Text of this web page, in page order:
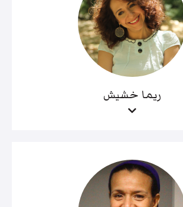
ريما خشيش